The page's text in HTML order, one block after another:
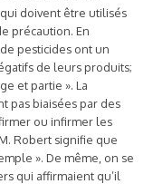
doivent être utilisés
précaution. En
pesticides ont un
de leurs produits;
et partie ». La
pas biaisées par des
ou infirmer les
Robert signifie que
». De même, on se
qui affirmaient qu’il